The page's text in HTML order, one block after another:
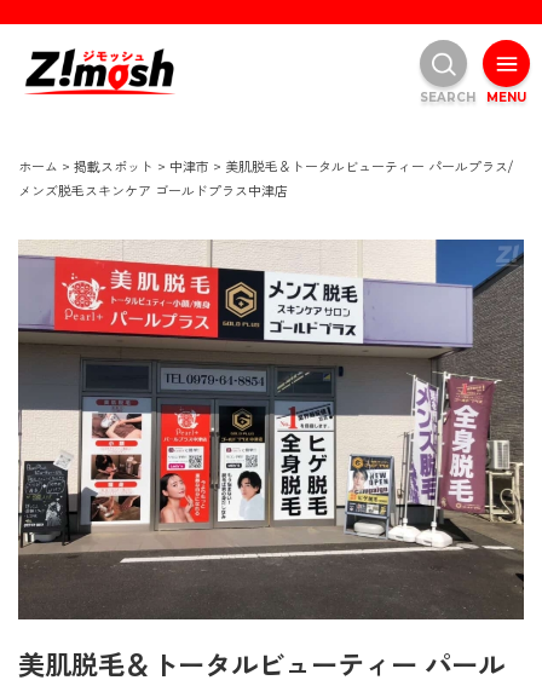
ホーム > 掲載スポット > 中津市 > 美肌脱毛＆トータルビューティー パールプラス/
メンズ脱毛スキンケア ゴールドプラス中津店
美肌脱毛＆トータルビューティー パール
MENU
SEARCH